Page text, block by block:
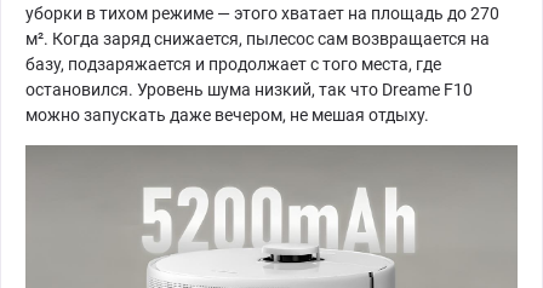
уборки в тихом режиме — этого хватает на площадь до 270
м². Когда заряд снижается, пылесос сам возвращается на
базу, подзаряжается и продолжает с того места, где
остановился. Уровень шума низкий, так что Dreame F10
можно запускать даже вечером, не мешая отдыху.